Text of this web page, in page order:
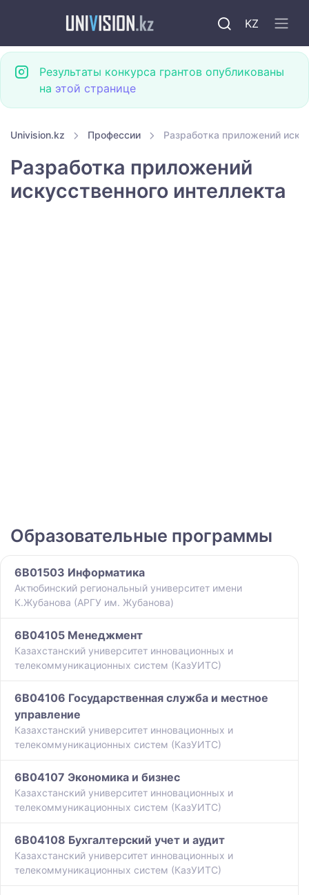
KZ
Результаты конкурса грантов опубликованы
на этой странице
Univision.kz Профессии Разработка приложений
Разработка приложений
искусственного интеллекта
Образовательные программы
6B01503 Информатика
Актюбинский региональный университет имени
К.Жубанова (АРГУ им. Жубанова)
6B04105 Менеджмент
Казахстанский университет инновационных и
телекоммуникационных систем (КазУИТС)
6B04106 Государственная служба и местное
управление
Казахстанский университет инновационных и
телекоммуникационных систем (КазУИТС)
6B04107 Экономика и бизнес
Казахстанский университет инновационных и
телекоммуникационных систем (КазУИТС)
6B04108 Бухгалтерский учет и аудит
Казахстанский университет инновационных и
телекоммуникационных систем (КазУИТС)